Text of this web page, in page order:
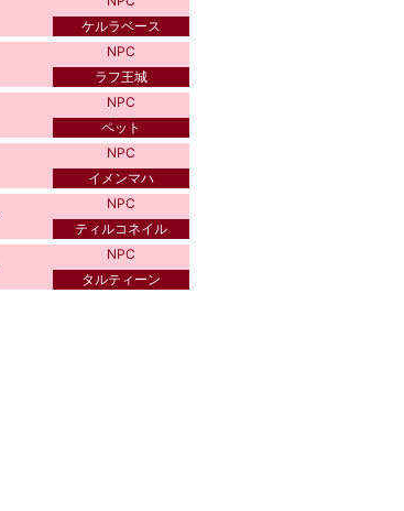
ケルラベース
NPC
ラフ王城
NPC
ペット
NPC
イメンマハ
NPC
ティルコネイル
NPC
タルティーン